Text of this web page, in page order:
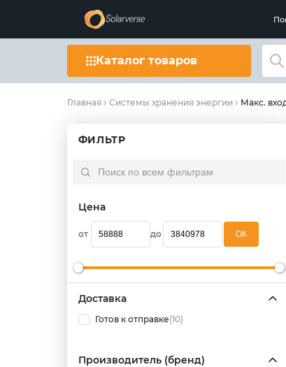
Каталог товаров
Главная Системы хранения энергии Макс.
ФИЛЬТР
Цена
от до OК
Доставка
Готов к отправке(10)
Производитель (бренд)